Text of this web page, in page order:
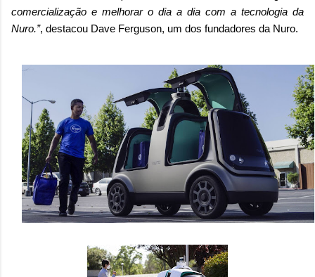
comercialização e melhorar o dia a dia com a tecnologia da
Nuro.”, destacou Dave Ferguson, um dos fundadores da Nuro.